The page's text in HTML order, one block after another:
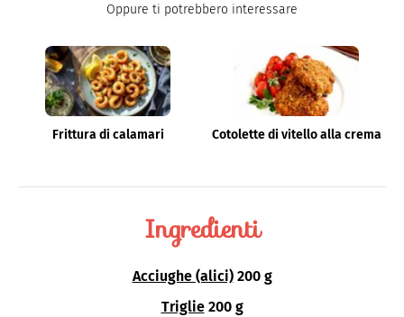
Oppure ti potrebbero interessare
Frittura di calamari Cotolette di vitello alla crema
Ingredienti
Acciughe (alici) 200 g
Triglie 200 g